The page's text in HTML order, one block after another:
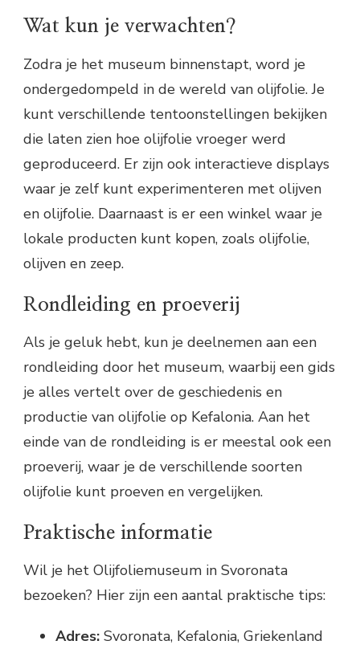
Wat kun je verwachten?
Zodra je het museum binnenstapt, word je
ondergedompeld in de wereld van olijfolie. Je
kunt verschillende tentoonstellingen bekijken
die laten zien hoe olijfolie vroeger werd
geproduceerd. Er zijn ook interactieve displays
waar je zelf kunt experimenteren met olijven
en olijfolie. Daarnaast is er een winkel waar je
lokale producten kunt kopen, zoals olijfolie,
olijven en zeep.
Rondleiding en proeverij
Als je geluk hebt, kun je deelnemen aan een
rondleiding door het museum, waarbij een gids
je alles vertelt over de geschiedenis en
productie van olijfolie op Kefalonia. Aan het
einde van de rondleiding is er meestal ook een
proeverij, waar je de verschillende soorten
olijfolie kunt proeven en vergelijken.
Praktische informatie
Wil je het Olijfoliemuseum in Svoronata
bezoeken? Hier zijn een aantal praktische tips:
Adres: Svoronata, Kefalonia, Griekenland